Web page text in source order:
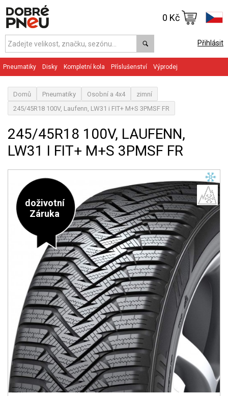
Přihlásit
0 Kč
Pneumatiky Disky Kompletní kola Příslušenství Výprodej
Domů Pneumatiky Osobní a 4x4
zimní
245/45R18 100V, Laufenn, LW31 i FIT+ M+S 3PMSF FR
245/45R18 100V, LAUFENN,
LW31 I FIT+ M+S 3PMSF FR
doživotní
Záruka